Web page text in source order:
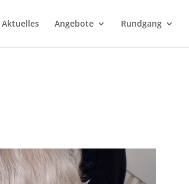
Aktuelles Angebote Rundgang